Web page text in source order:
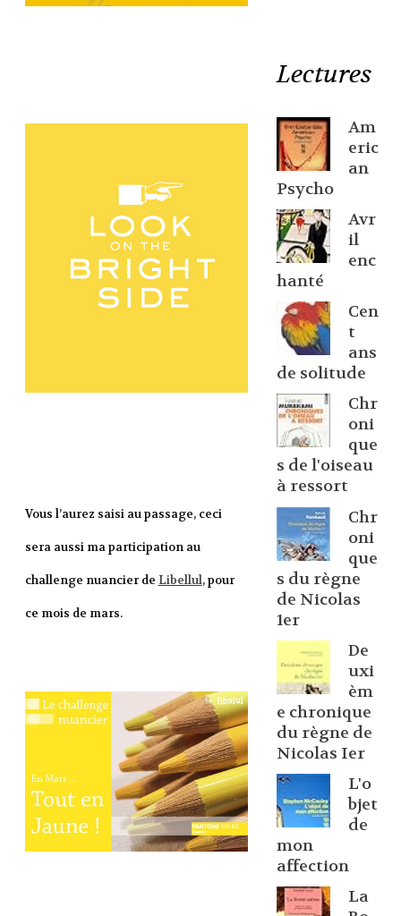
Vous l’aurez saisi au passage, ceci
sera aussi ma participation au
challenge nuancier de Libellul, pour
ce mois de mars.
Lectures
Am
eric
an
Psycho
Avr
il
enc
hanté
Cen
t
ans
de solitude
Chr
oni
que
s de l'oiseau
à ressort
Chr
oni
que
s du règne
de Nicolas
1er
De
uxi
èm
e chronique
du règne de
Nicolas Ier
L'o
bjet
de
mon
affection
La